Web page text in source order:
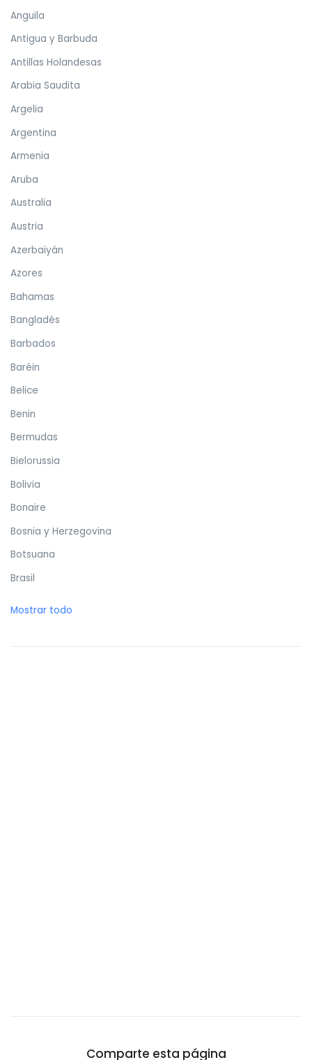
Anguila
Antigua y Barbuda
Antillas Holandesas
Arabia Saudita
Argelia
Argentina
Armenia
Aruba
Australia
Austria
Azerbaiyán
Azores
Bahamas
Bangladés
Barbados
Baréin
Belice
Benin
Bermudas
Bielorussia
Bolivia
Bonaire
Bosnia y Herzegovina
Botsuana
Brasil
Burkina Faso
Mostrar todo
Comparte esta página